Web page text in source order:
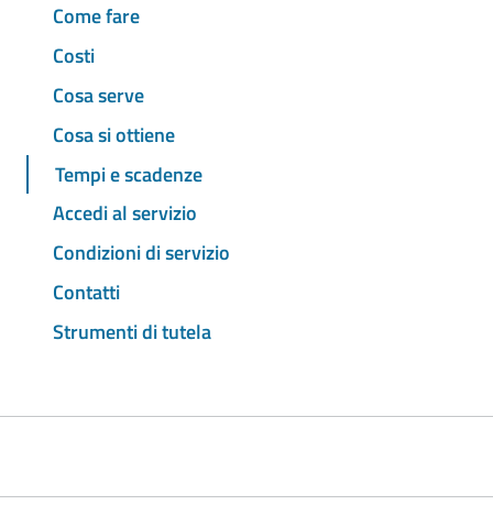
Come fare
Costi
Cosa serve
Cosa si ottiene
Tempi e scadenze
Accedi al servizio
Condizioni di servizio
Contatti
Strumenti di tutela